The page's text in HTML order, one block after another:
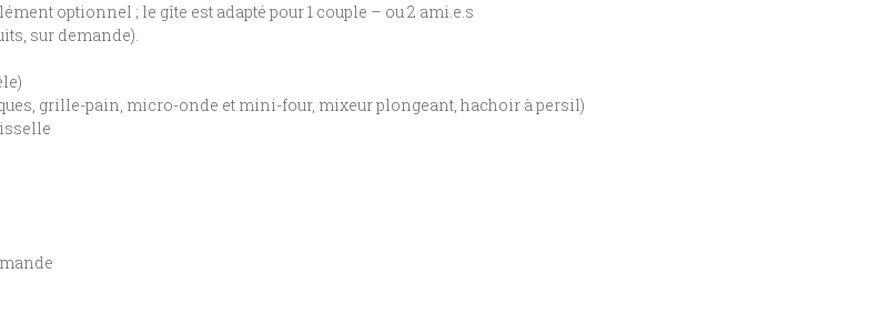
optionnel ; le gîte est adapté pour 1 couple – ou 2 ami.e.s
sur demande).
grille-pain, micro-onde et mini-four, mixeur plongeant, hachoir à persil)